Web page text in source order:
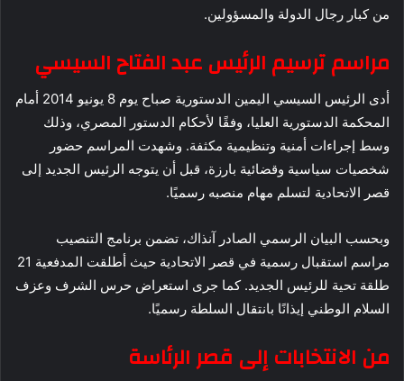
من كبار رجال الدولة والمسؤولين.
مراسم ترسيم الرئيس عبد الفتاح السيسي
أدى الرئيس السيسي اليمين الدستورية صباح يوم 8 يونيو 2014 أمام
المحكمة الدستورية العليا، وفقًا لأحكام الدستور المصري، وذلك
وسط إجراءات أمنية وتنظيمية مكثفة. وشهدت المراسم حضور
شخصيات سياسية وقضائية بارزة، قبل أن يتوجه الرئيس الجديد إلى
قصر الاتحادية لتسلم مهام منصبه رسميًا.
وبحسب البيان الرسمي الصادر آنذاك، تضمن برنامج التنصيب
مراسم استقبال رسمية في قصر الاتحادية حيث أطلقت المدفعية 21
طلقة تحية للرئيس الجديد. كما جرى استعراض حرس الشرف وعزف
السلام الوطني إيذانًا بانتقال السلطة رسميًا.
من الانتخابات إلى قصر الرئاسة